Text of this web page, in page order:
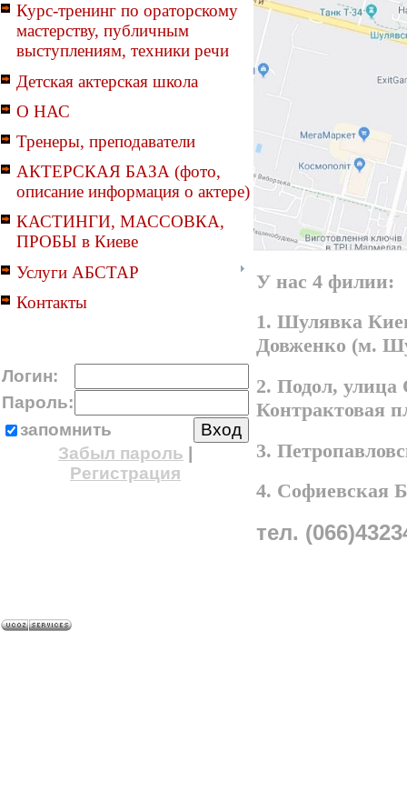
Курс-тренинг по ораторскому
мастерству, публичным
выступлениям, техники речи
Детская актерская школа
О НАС
Тренеры, преподаватели
АКТЕРСКАЯ БАЗА (фото,
описание информация о актере)
КАСТИНГИ, МАССОВКА,
ПРОБЫ в Киеве
Услуги АБСТАР
Контакты
Логин:
Пароль:
запомнить
Забыл пароль
Регистрация
У нас 4 филии:
1. Шулявка
Довженко (м.
2. Подол,
Контрактовая
3.
4. Софиевская
тел.